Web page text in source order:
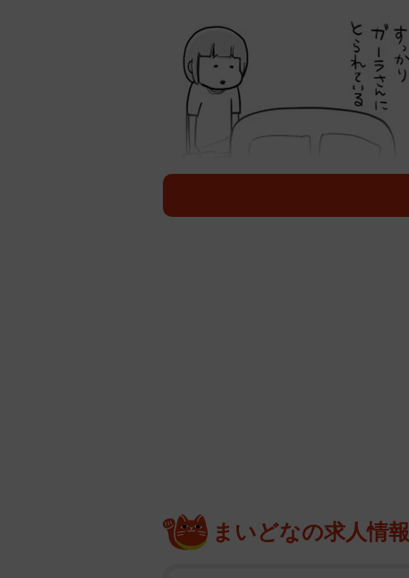
まいどなの求人情報